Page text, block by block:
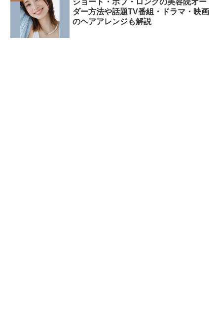
ショート・ボブ・ロングの美容院オー
ダー方法や話題TV番組・ドラマ・映画
のヘアアレンジも解説